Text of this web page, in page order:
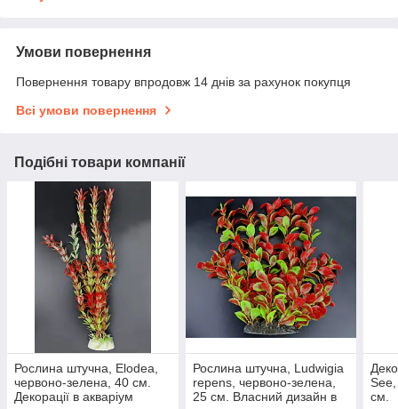
Умови повернення
Повернення товару впродовж 14 днів за рахунок покупця
Всі умови повернення
Подібні товари компанії
Рослина штучна, Elodea,
червоно-зелена, 40 см.
Декорації в акваріум
Рослина штучна, Ludwigia
repens, червоно-зелена,
25 см. Власний дизайн в
см.